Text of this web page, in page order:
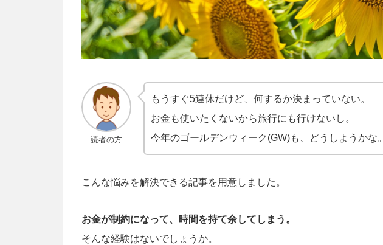
読者の方
もうすぐ5連休だけど、何するか決まっていない。
お金も使いたくないから旅行にも行けないし。
今年のゴールデンウィーク(GW)も、どうしようかな。
こんな悩みを解決できる記事を用意しました。
お金が制約になって、時間を持て余してしまう。
そんな経験はないでしょうか。